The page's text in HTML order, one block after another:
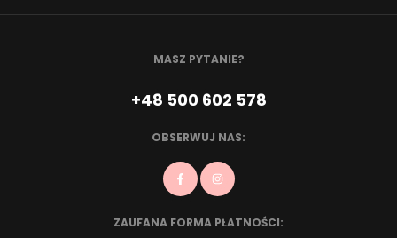
MASZ PYTANIE?
+48 500 602 578
OBSERWUJ NAS:
ZAUFANA FORMA PŁATNOŚCI: